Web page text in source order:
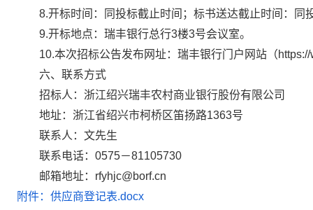
8.开标时间：同投标截止时间；标书送达截止时间：同
9.开标地点：瑞丰银行总行3楼3号会议室。
10.本次招标公告发布网址：瑞丰银行门户网站（https://
六、联系方式
招标人：浙江绍兴瑞丰农村商业银行股份有限公司
地址：浙江省绍兴市柯桥区笛扬路1363号
联系人：文先生
联系电话：0575－81105730
邮箱地址：rfyhjc@borf.cn
附件：供应商登记表.docx